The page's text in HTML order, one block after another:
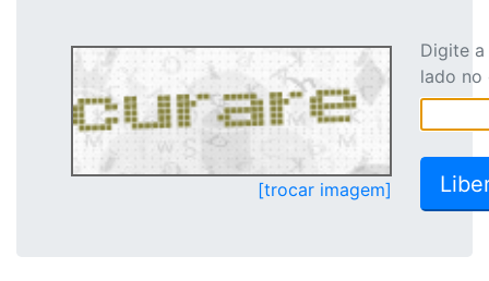
[trocar imagem]
Digite
lado no